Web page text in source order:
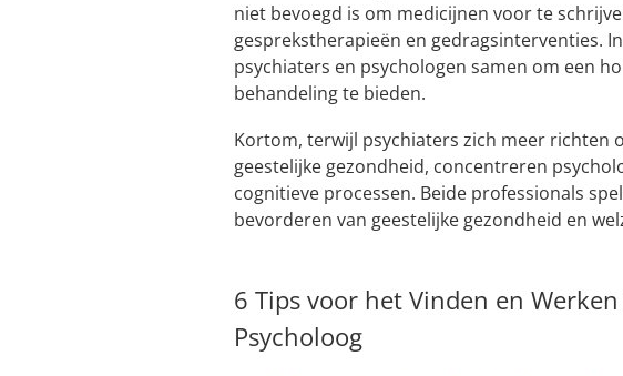
niet bevoegd is om medicijnen voor te
gesprekstherapieën en gedragsinterventies.
psychiaters en psychologen samen om een
behandeling te bieden.
Kortom, terwijl psychiaters zich meer richten
geestelijke gezondheid, concentreren
cognitieve processen. Beide professionals
bevorderen van geestelijke gezondheid en
6 Tips voor het Vinden en
Psycholoog